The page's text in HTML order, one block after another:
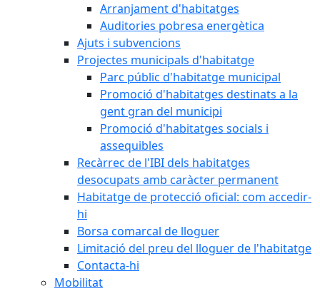
Arranjament d'habitatges
Auditories pobresa energètica
Ajuts i subvencions
Projectes municipals d'habitatge
Parc públic d'habitatge municipal
Promoció d'habitatges destinats a la
gent gran del municipi
Promoció d'habitatges socials i
assequibles
Recàrrec de l'IBI dels habitatges
desocupats amb caràcter permanent
Habitatge de protecció oficial: com accedir-
hi
Borsa comarcal de lloguer
Limitació del preu del lloguer de l'habitatge
Contacta-hi
Mobilitat